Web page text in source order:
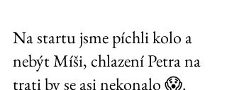
Na startu jsme píchli kolo a
nebýt Míši, chlazení Petra na
trati by se asi nekonalo 😱.